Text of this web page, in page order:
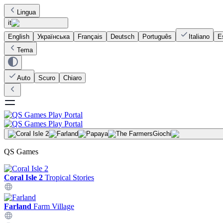
Lingua
it
English
Українська Français Deutsch Português Italiano
Tema
Auto Scuro Chiaro
Giochi
QS Games
Coral Isle 2 Tropical Stories
Farland Farm Village